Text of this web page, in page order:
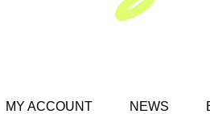
MY ACCOUNT NEWS